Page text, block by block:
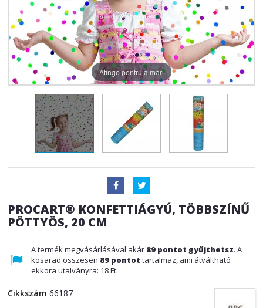
Atinge pentru a mari
PROCART® KONFETTIÁGYÚ, TÖBBSZÍNŰ
PÖTTYÖS, 20 CM
A termék megvásárlásával akár 89 pontot gyűjthetsz. A
kosarad összesen 89 pontot tartalmaz, ami átváltható
ekkora utalványra: 18 Ft.
Cikkszám 66187